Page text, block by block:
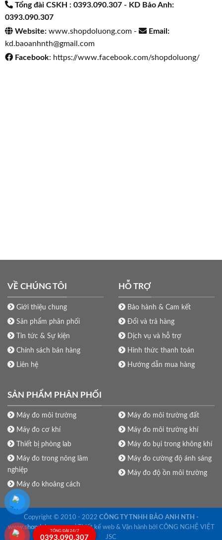
Tổng đài CSKH : 0393.090.307- KD Bảo Anh:
0393.090.307
Website: www.shopdoluong.com -
Email:
kd.baoanhnth@gmail.com
Facebook: https://www.facebook.com/shopdoluong/
VỀ CHÚNG TÔI
Giới thiệu chung
Sản phẩm phân phối
Tin tức & Sự kiện
Chính sách bán hàng
Liên hệ
HỖ TRỢ
Bảo hành & Cam kết
Đổi và trả hàng
Dịch vụ và hỗ trợ
Hình thức thanh toán
Hướng dẫn mua hàng
SẢN PHẨM PHÂN PHỐI
Máy đo môi trường
Máy đo cơ khí
Thiết bị phòng lab
Máy đo trong nông lâm
nghiệp
Máy đo khoảng cách
Máy đo môi trường đất
Máy đo môi trường khí
Máy đo bụi trong không khí
Máy đo cường độ ánh sáng
Máy đo độ ồn môi trường
Copyright © 2010 - 2022 CÔNG TY TNHH BẢO ANH NTH -
www.shopdoluong.com
| Thiết kế web & Vận hành bởi CÔNG NGHỆ VIỆT
JSC
TỔNG ĐÀI 24/7
0393.090.307